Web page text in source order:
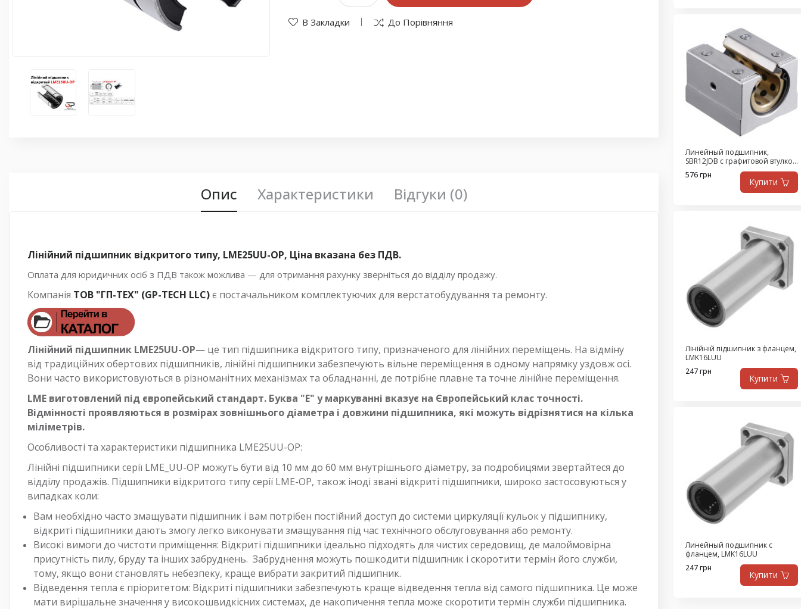
В Закладки До Порівняння
Опис Характеристики Відгуки (0)
Лінійний підшипник відкритого типу, LME25UU-OP, Ціна вказана без ПДВ.
Оплата для юридичних осіб з ПДВ також можлива — для отримання рахунку зверніться до відділу продажу.
Компанія ТОВ "ГП-ТЕХ" (GP-TECH LLC)є постачальником комплектуючих для верстатобудування та ремонту.
Лінійний підшипник LME25UU-OP— це тип підшипника відкритого типу, призначеного для лінійних переміщень. На відміну
від традиційних обертових підшипників, лінійні підшипники забезпечують вільне переміщення в одному напрямку уздовж осі.
Вони часто використовуються в різноманітних механізмах та обладнанні, де потрібне плавне та точне лінійне переміщення.
LME виготовлений під європейський стандарт. Буква "E" у маркуванні вказує на Європейський клас точності.
Відмінності проявляються в розмірах зовнішнього діаметра і довжини підшипника, які можуть відрізнятися на кілька
міліметрів.
Особливості та характеристики підшипника LME25UU-OP:
Лінійні підшипники серії LME_UU-OP можуть бути від 10 мм до 60 мм внутрішнього діаметру, за подробицями звертайтеся до
відділу продажів. Підшипники відкритого типу серії LME-OP, також іноді звані відкриті підшипники, широко застосовуються у
випадках коли:
Вам необхідно часто змащувати підшипник і вам потрібен постійний доступ до системи циркуляції кульок у підшипнику,
відкриті підшипники дають змогу легко виконувати змащування під час технічного обслуговування або ремонту.
Високі вимоги до чистоти приміщення: Відкриті підшипники ідеально підходять для чистих середовищ, де малоймовірна
присутність пилу, бруду та інших забруднень. Забруднення можуть пошкодити підшипник і скоротити термін його служби,
тому, якщо вони становлять небезпеку, краще вибрати закритий підшипник.
Відведення тепла є пріоритетом: Відкриті підшипники забезпечують краще відведення тепла від самого підшипника. Це може
мати вирішальне значення у високошвидкісних системах, де накопичення тепла може скоротити термін служби підшипника.
Линейный подшипник,
SBR12JDB с графитовой втулкой
из высокопрочной латуни,
самосмазывающийся
576 грн
Купити
Лінійній підшипник з фланцем,
LMK16LUU
247 грн
Купити
Линейный подшипник с
фланцем, LMK16LUU
247 грн
Купити